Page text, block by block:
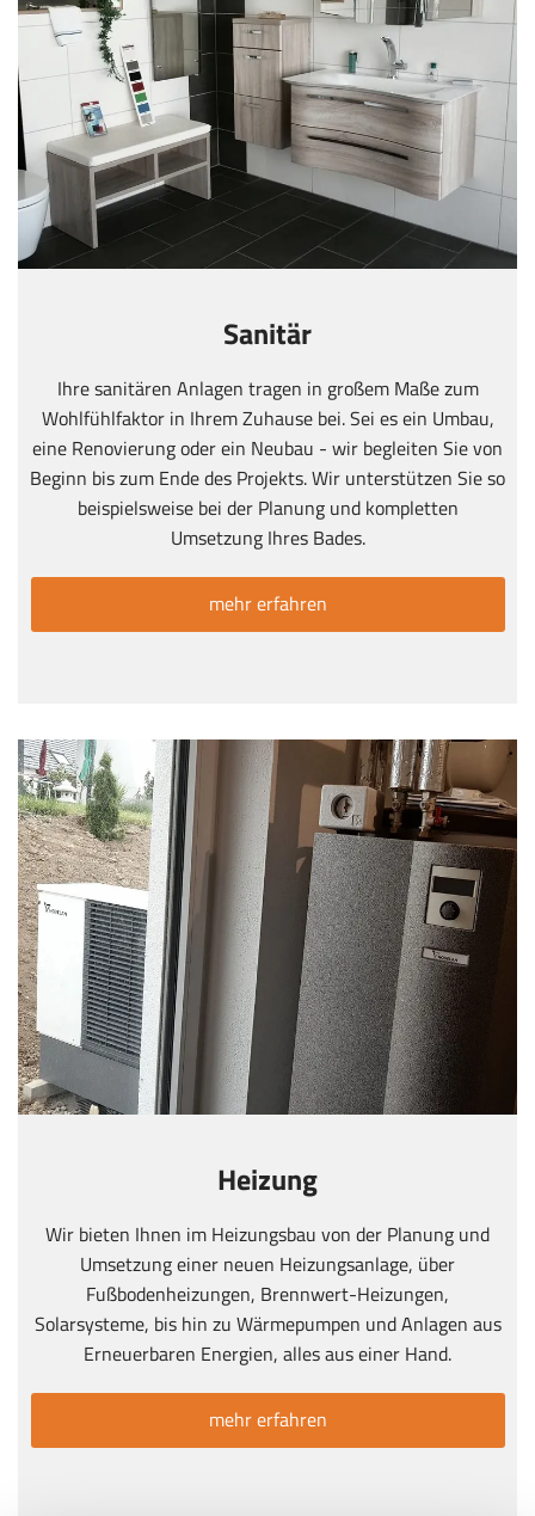
Sanitär
Ihre sanitären Anlagen tragen in großem Maße zum
Wohlfühlfaktor in Ihrem Zuhause bei. Sei es ein Umbau,
eine Renovierung oder ein Neubau - wir begleiten Sie von
Beginn bis zum Ende des Projekts. Wir unterstützen Sie so
beispielsweise bei der Planung und kompletten
Umsetzung Ihres Bades.
mehr erfahren
Heizung
Wir bieten Ihnen im Heizungsbau von der Planung und
Umsetzung einer neuen Heizungsanlage, über
Fußbodenheizungen, Brennwert-Heizungen,
Solarsysteme, bis hin zu Wärmepumpen und Anlagen aus
Erneuerbaren Energien, alles aus einer Hand.
mehr erfahren